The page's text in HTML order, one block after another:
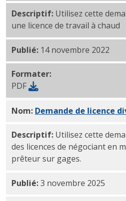
Descriptif: Utilisez cette
une licence de travail à chaud
Publié: 14 novembre 2022
Formater:
PDF
Nom: Demande de licence
Descriptif: Utilisez cette
des licences de négociant en
prêteur sur gages.
Publié:3 novembre 2025